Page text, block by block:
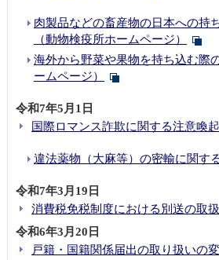
肉製品などの畜産物の日本への持
（動物検疫所ホームページ）
海外から野菜や果物を持ち込む際
ームページ）
令和7年5月1日
国際ロマンス詐欺に関する注意喚起
違法薬物（大麻等）の密輸に関す
令和7年3月19日
消費税免税制度における別送の取
令和6年3月20日
戸籍・国籍関係届出の取り扱いの